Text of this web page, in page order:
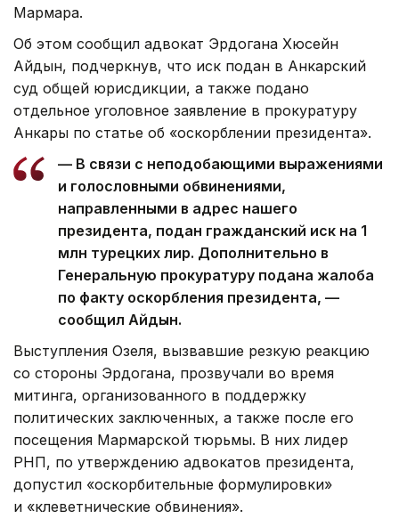
Мармара.
Об этом сообщил адвокат Эрдогана Хюсейн
Айдын, подчеркнув, что иск подан в Анкарский
суд общей юрисдикции, а также подано
отдельное уголовное заявление в прокуратуру
Анкары по статье об «оскорблении президента».
— В связи с неподобающими выражениями
и голословными обвинениями,
направленными в адрес нашего
президента, подан гражданский иск на 1
млн турецких лир. Дополнительно в
Генеральную прокуратуру подана жалоба
по факту оскорбления президента, —
сообщил Айдын.
Выступления Озеля, вызвавшие резкую реакцию
со стороны Эрдогана, прозвучали во время
митинга, организованного в поддержку
политических заключенных, а также после его
посещения Мармарской тюрьмы. В них лидер
РНП, по утверждению адвокатов президента,
допустил «оскорбительные формулировки»
и «клеветнические обвинения».